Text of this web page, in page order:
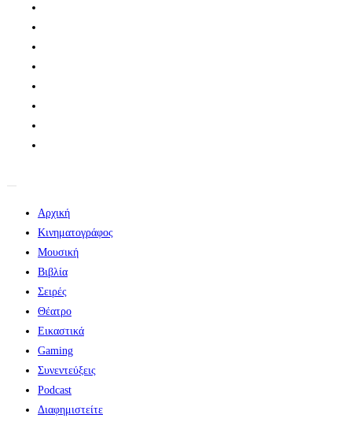
Αρχική
Κινηματογράφος
Μουσική
Βιβλία
Σειρές
Θέατρο
Εικαστικά
Gaming
Συνεντεύξεις
Podcast
Διαφημιστείτε